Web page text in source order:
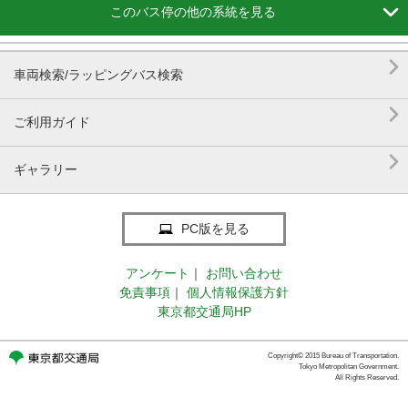
このバス停の他の系統を見る 
車両検索/ラッピングバス検索 
ご利用ガイド 
ギャラリー 
PC版を見る
アンケート ｜
お問い合わせ
免責事項 ｜
個人情報保護方針
東京都交通局HP
Copyright© 2015 Bureau of Transportation.
Tokyo Metropolitan Government.
All Rights Reserved.